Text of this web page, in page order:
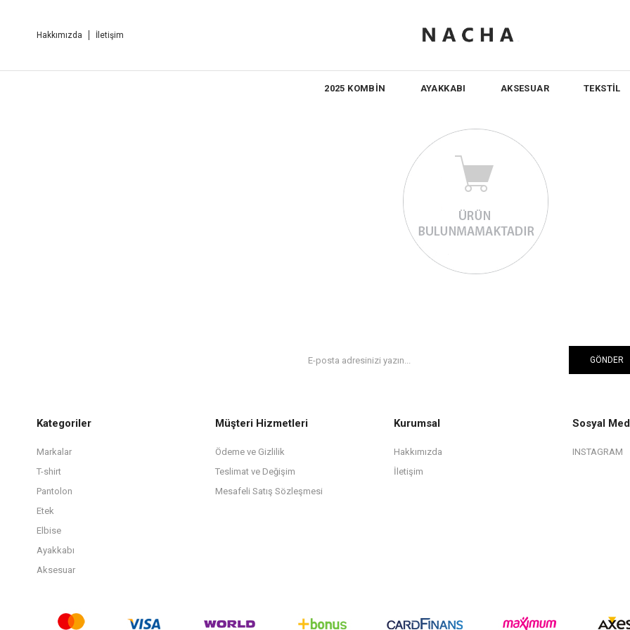
Hakkımızda İletişim
2025 KOMBİN AYAKKABI AKSESUAR TEKSTİL
GÖNDER
Kategoriler
Markalar
T-shirt
Pantolon
Etek
Elbise
Ayakkabı
Aksesuar
Müşteri Hizmetleri
Ödeme ve Gizlilik
Teslimat ve Değişim
Mesafeli Satış Sözleşmesi
Kurumsal
Hakkımızda
İletişim
Sosyal
INSTAGRAM